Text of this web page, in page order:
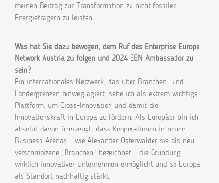
meinen Beitrag zur Transformation zu nicht-fossilen
Energieträgern zu leisten.
Was hat Sie dazu bewogen, dem Ruf des Enterprise Europe
Network Austria zu folgen und 2024 EEN Ambassador zu
sein?
Ein internationales Netzwerk, das über Branchen- und
Ländergrenzen hinweg agiert, sehe ich als extrem wichtige
Plattform, um Cross-Innovation und damit die
Innovationskraft in Europa zu fördern. Als Europäer bin ich
absolut davon überzeugt, dass Kooperationen in neuen
Business-Arenas - wie Alexander Osterwalder sie als neu-
verschmolzene „Branchen“ bezeichnet – die Gründung
wirklich innovativer Unternehmen ermöglicht und so Europa
als Standort nachhaltig stärkt.